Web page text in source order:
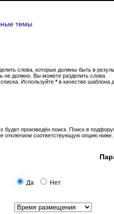
темы
слова, которые должны быть в
не должно. Вы можете разделить слова
Используйте *в качестве шаблона
произведён поиск. Поиск в
отключили соответствующую опцию ниже.
Да Нет